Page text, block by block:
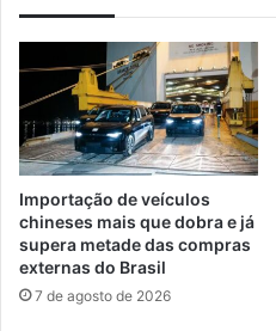
Importação de veículos
chineses mais que dobra e já
supera metade das compras
externas do Brasil
7 de agosto de 2026